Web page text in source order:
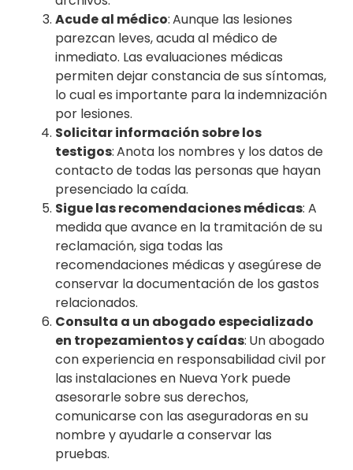
Acude al médico:Aunque las lesiones
parezcan leves, acuda al médico de
inmediato. Las evaluaciones médicas
permiten dejar constancia de sus síntomas,
lo cual es importante para la indemnización
por lesiones.
Solicitar información sobre los
testigos:Anota los nombres y los datos de
contacto de todas las personas que hayan
presenciado la caída.
Sigue las recomendaciones médicas: A
medida que avance en la tramitación de su
reclamación, siga todas las
recomendaciones médicas y asegúrese de
conservar la documentación de los gastos
relacionados.
Consulta a un abogado especializado
en tropezamientos y caídas: Un abogado
con experiencia en responsabilidad civil por
las instalaciones en Nueva York puede
asesorarle sobre sus derechos,
comunicarse con las aseguradoras en su
nombre y ayudarle a conservar las
pruebas.